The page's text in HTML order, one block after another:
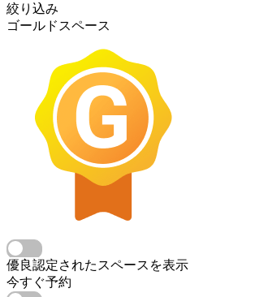
絞り込み
ゴールドスペース
優良認定されたスペースを表示
今すぐ予約